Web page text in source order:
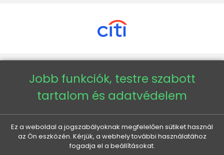
Copyright © 2026 - Veneti™
Veneti HU
Veneti CZ
Veneti DE
Jobb funkciók, testre szabott
tartalom és adatvédelem
Ez a weboldal a jogszabályoknak megfelelően sütiket használ
az Ön eszközén. Kérjük, a webhely további használatához
fogadja el a beállításokat.